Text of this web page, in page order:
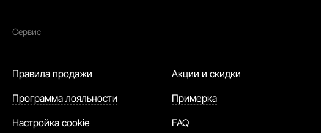
Сервис
Правила продажи
Программа лояльности
Настройка cookie
Акции и скидки
Примерка
FAQ